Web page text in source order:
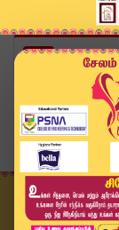
Home
🔴 LIVE: